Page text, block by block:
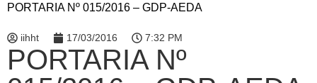
PORTARIA Nº 015/2016 – GDP-AEDA
iihht 17/03/2016 7:32 PM
PORTARIA Nº